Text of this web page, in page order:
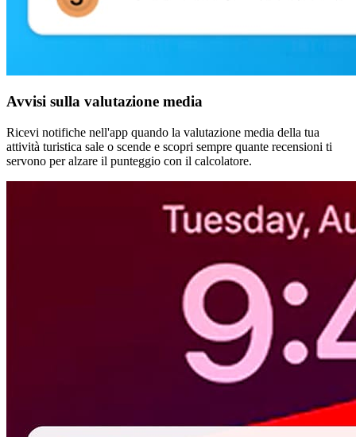
Avvisi sulla valutazione media
Ricevi notifiche nell'app quando la valutazione media della tua
attività turistica sale o scende e scopri sempre quante recensioni ti
servono per alzare il punteggio con il calcolatore.